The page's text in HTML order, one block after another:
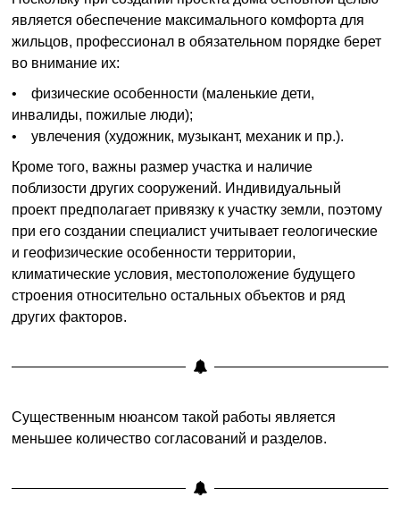
является обеспечение максимального комфорта для
жильцов, профессионал в обязательном порядке берет
во внимание их:
• физические особенности (маленькие дети,
инвалиды, пожилые люди);
• увлечения (художник, музыкант, механик и пр.).
Кроме того, важны размер участка и наличие
поблизости других сооружений. Индивидуальный
проект предполагает привязку к участку земли, поэтому
при его создании специалист учитывает геологические
и геофизические особенности территории,
климатические условия, местоположение будущего
строения относительно остальных объектов и ряд
других факторов.
Существенным нюансом такой работы является
меньшее количество согласований и разделов.